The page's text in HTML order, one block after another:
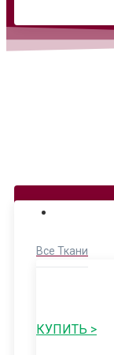
Все Ткани
КУПИТЬ >